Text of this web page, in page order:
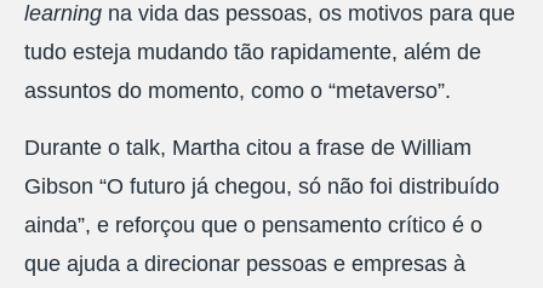
learning na vida das pessoas, os motivos para que
tudo esteja mudando tão rapidamente, além de
assuntos do momento, como o “metaverso”.
Durante o talk, Martha citou a frase de William
Gibson “O futuro já chegou, só não foi distribuído
ainda”, e reforçou que o pensamento crítico é o
que ajuda a direcionar pessoas e empresas à